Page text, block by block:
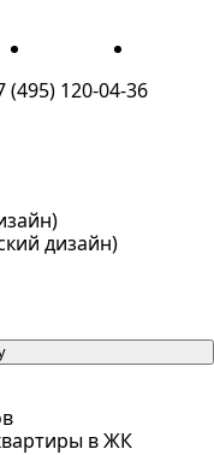
ДЛЯ ЖИЗНИ
(495) 120-04-36
дизайн)
в ЖК